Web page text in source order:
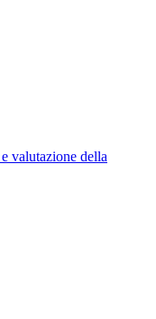
valutazione della